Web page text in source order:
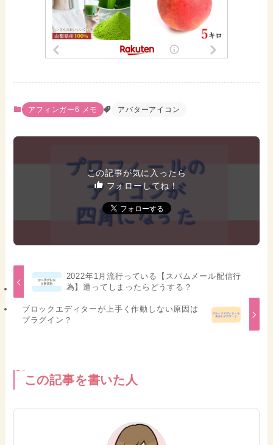
アフィンガー6 メモ アバターアイコン
この記事が気に入ったら
フォローしてね！
2022年1月流行っている【スパムメール配信行
為】遭ってしまったらどうする？
ブロックエディターが上手く作動しない原因は
プラグイン？
この記事を書いた人